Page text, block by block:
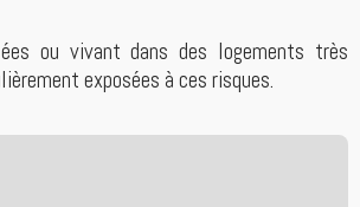
ou vivant dans des logements très
exposées à ces risques.